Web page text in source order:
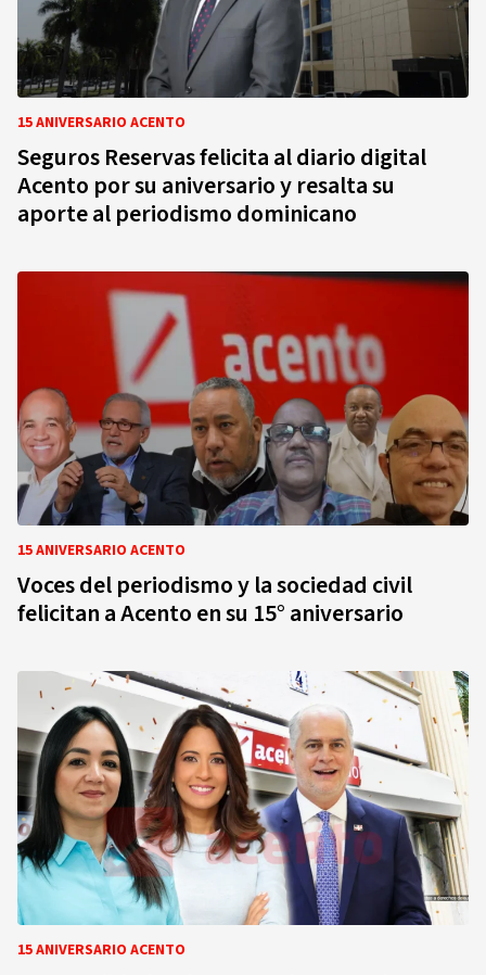
15 ANIVERSARIO ACENTO
Seguros Reservas felicita al diario digital
Acento por su aniversario y resalta su
aporte al periodismo dominicano
15 ANIVERSARIO ACENTO
Voces del periodismo y la sociedad civil
felicitan a Acento en su 15° aniversario
15 ANIVERSARIO ACENTO